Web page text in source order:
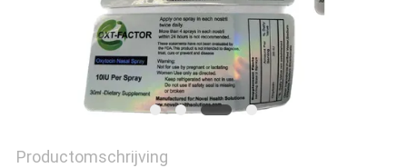
Productomschrijving